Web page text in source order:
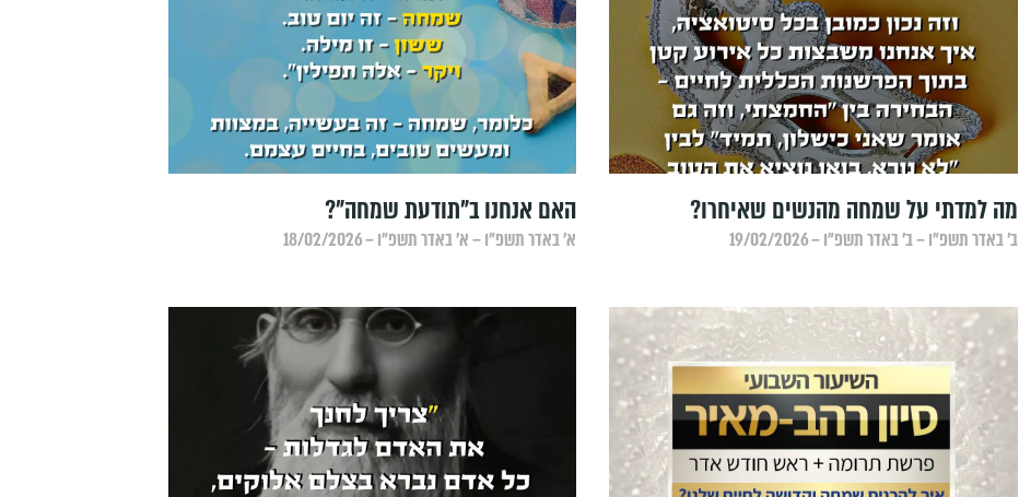
מה למדתי על שמחה מהנשים שאיחרו?
ב׳ באדר תשפ״ו – ב׳ באדר תשפ״ו – 19/02/2026
האם אנחנו ב"תודעת שמחה"?
א׳ באדר תשפ״ו – א׳ באדר תשפ״ו – 18/02/2026